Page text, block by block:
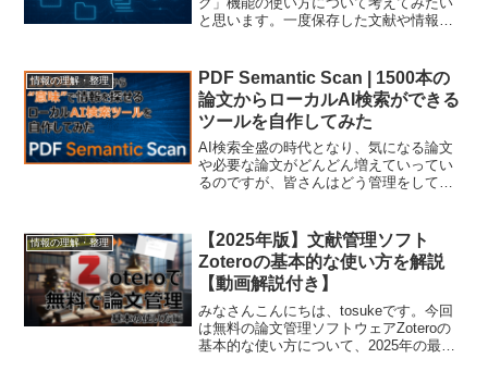
と思います。一度保存した文献や情報を
の問題が生じます。タグを使った管理を
している人は以下のような経...
情報の理解・整理
PDF Semantic Scan | 1500本の
論文からローカルAI検索ができる
ツールを自作してみた
AI検索全盛の時代となり、気になる論文
や必要な論文がどんどん増えていってい
るのですが、皆さんはどう管理をしてい
っきり思い出せない・あるトピックの内
容を大量の論文から横断...
情報の理解・整理
【2025年版】文献管理ソフト
Zoteroの基本的な使い方を解説
【動画解説付き】
みなさんこんにちは、tosukeです。今回
は無料の論文管理ソフトウェアZoteroの
基本的な使い方について、2025年の最新